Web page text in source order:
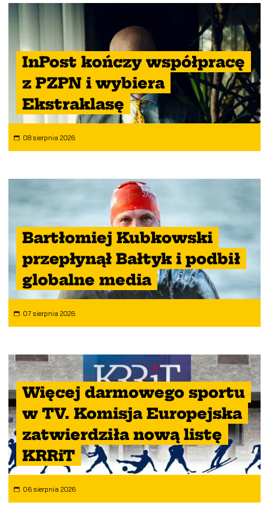
InPost kończy współpracę
z PZPN i wybiera
Ekstraklasę
08 sierpnia 2026
Bartłomiej Kubkowski
przepłynął Bałtyk i podbił
globalne media
07 sierpnia 2026
Więcej darmowego sportu
w TV. Komisja Europejska
zatwierdziła nową listę
KRRiT
06 sierpnia 2026